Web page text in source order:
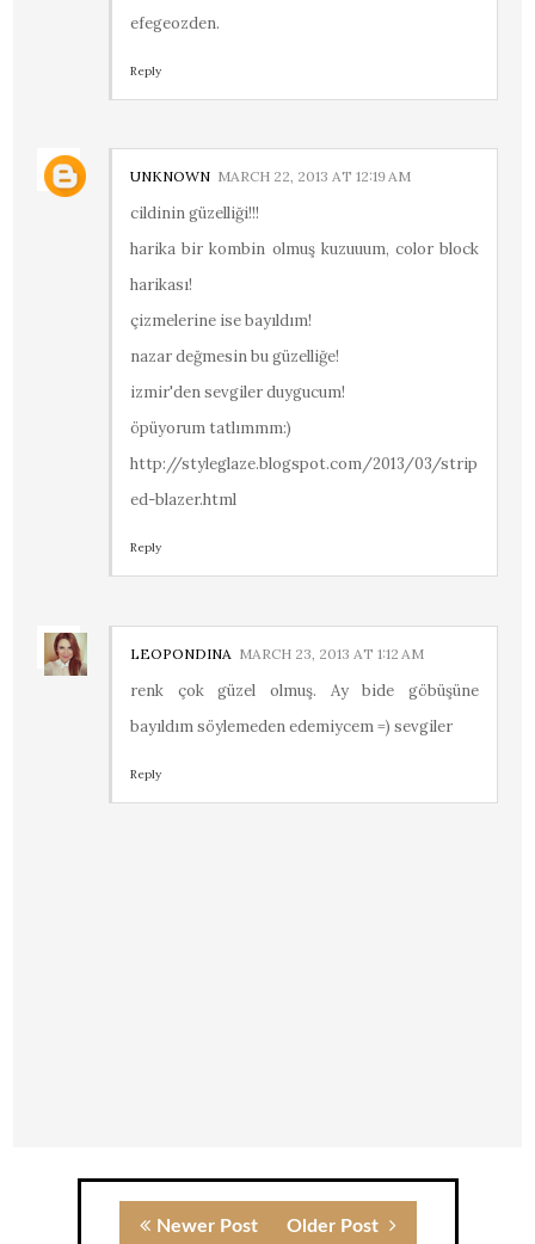
efegeozden.
Reply
UNKNOWN MARCH 22, 2013 AT 12:19 AM
cildinin güzelliği!!!
harika bir kombin olmuş kuzuuum, color block
harikası!
çizmelerine ise bayıldım!
nazar değmesin bu güzelliğe!
izmir'den sevgiler duygucum!
öpüyorum tatlımmm:)
http://styleglaze.blogspot.com/2013/03/strip
ed-blazer.html
Reply
LEOPONDINA MARCH 23, 2013 AT 1:12 AM
renk çok güzel olmuş. Ay bide göbüşüne
bayıldım söylemeden edemiycem =) sevgiler
Reply
Newer Post Older Post